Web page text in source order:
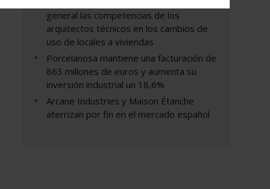
@40.2825774,-3.8100395,19.83z?
general las competencias de los
arquitectos técnicos en los cambios de
uso de locales a viviendas
Porcelanosa mantiene una facturación de
863 millones de euros y aumenta su
inversión industrial un 18,6%
Arcane Industries y Maison Étanche
aterrizan por fin en el mercado español